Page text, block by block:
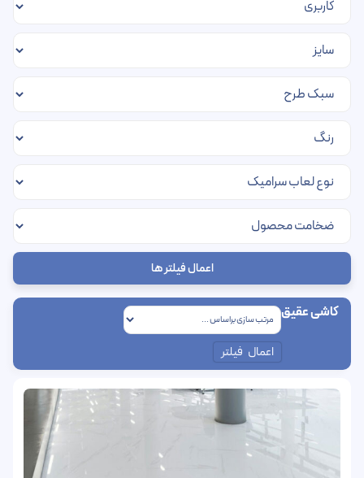
اعمال فیلتر ها
کاشی عقیق
اعمال فیلتر